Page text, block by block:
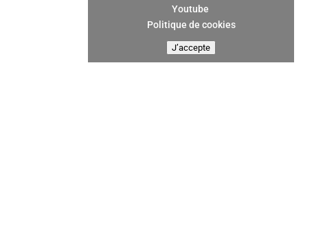
Youtube
Politique de cookies
J’accepte